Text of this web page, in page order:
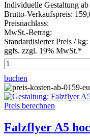
Individuelle Gestaltung ab
Brutto-Verkaufspreis:
Preisnachlass:
MwSt.-Betrag:
Standardisierter Preis / kg:
ggfs. zzgl. 19% MwSt.*
buchen
Falzflyer A5